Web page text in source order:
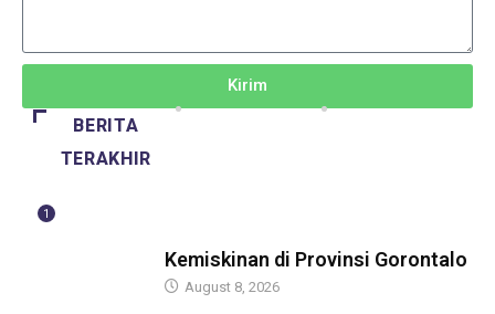
Kirim
BERITA
TERAKHIR
1
Kemiskinan di Provinsi Gorontalo
August 8, 2026